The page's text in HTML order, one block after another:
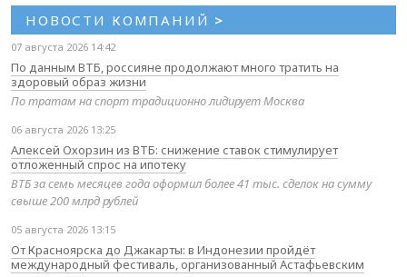
НОВОСТИ КОМПАНИЙ >
07 августа 2026 14:42
По данным ВТБ, россияне продолжают много тратить на
здоровый образ жизни
По тратам на спорт традиционно лидирует Москва
06 августа 2026 13:25
Алексей Охорзин из ВТБ: снижение ставок стимулирует
отложенный спрос на ипотеку
ВТБ за семь месяцев года оформил более 41 тыс. сделок на сумму
свыше 200 млрд рублей
05 августа 2026 13:15
От Красноярска до Джакарты: в Индонезии пройдёт
международный фестиваль, организованный Астафьевским